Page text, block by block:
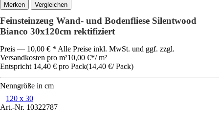
Vergleichen
Feinsteinzeug Wand- und Bodenfliese Silentwood
Bianco 30x120cm rektifiziert
Preis — 10,00 € * Alle Preise inkl. MwSt. und ggf. zzgl.
Versandkosten pro m²10,00 €*/ m²
Entspricht 14,40 € pro Pack(14,40 €/ Pack)
Nenngröße in cm
120 x 30
Art.-Nr. 10322787